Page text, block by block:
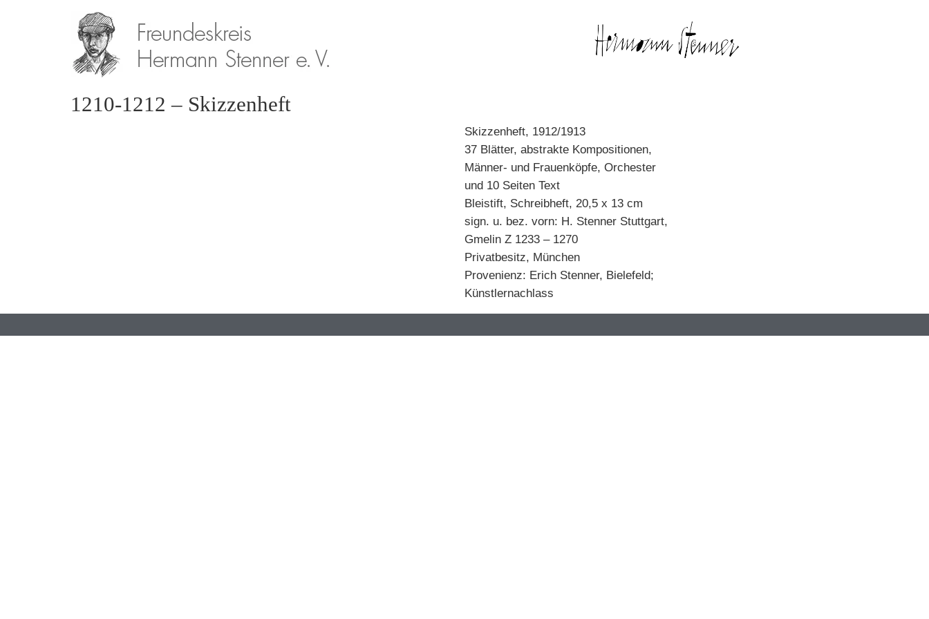
1210-1212 – Skizzenheft
Skizzenheft, 1912/1913
37 Blätter, abstrakte Kompositionen,
Männer- und Frauenköpfe, Orchester
und 10 Seiten Text
Bleistift, Schreibheft, 20,5 x 13 cm
sign. u. bez. vorn: H. Stenner Stuttgart,
Gmelin Z 1233 – 1270
Privatbesitz, München
Provenienz: Erich Stenner, Bielefeld;
Künstlernachlass